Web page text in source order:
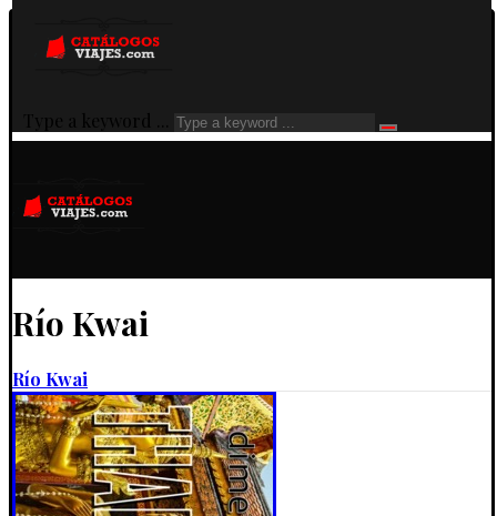
Type a keyword ...
Río Kwai
Río Kwai